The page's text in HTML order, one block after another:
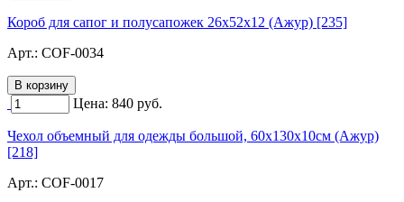
Короб для сапог и полусапожек 26х52х12 (Ажур) [235]
Арт.: COF-0034
Цена: 840 руб.
Чехол объемный для одежды большой, 60х130х10см (Ажур)
[218]
Арт.: COF-0017